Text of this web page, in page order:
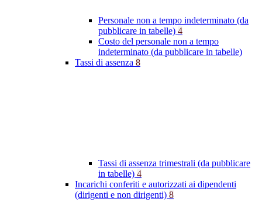
Personale non a tempo indeterminato (da
pubblicare in tabelle) 4
Costo del personale non a tempo
indeterminato (da pubblicare in tabelle)
Tassi di assenza 8
Tassi di assenza trimestrali (da pubblicare
in tabelle) 4
Incarichi conferiti e autorizzati ai dipendenti
(dirigenti e non dirigenti) 8